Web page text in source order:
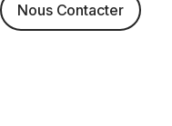
Nous Contacter